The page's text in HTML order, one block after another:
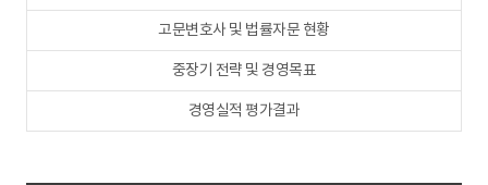
고문변호사 및 법률자문 현황
중장기 전략 및 경영목표
경영실적 평가결과